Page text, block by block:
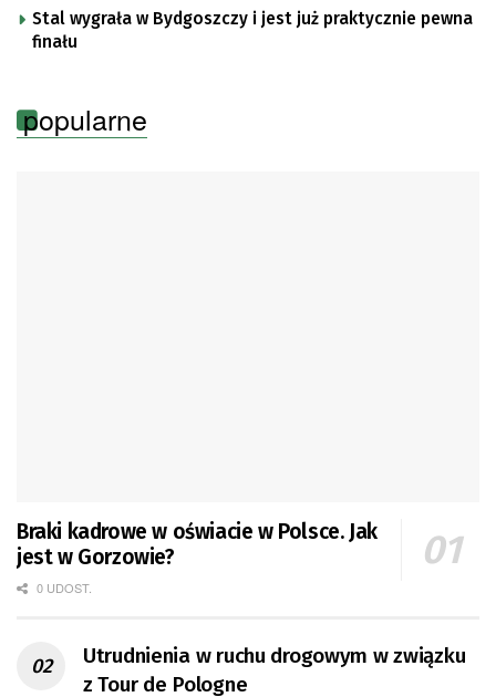
Stal wygrała w Bydgoszczy i jest już praktycznie pewna
finału
popularne
Braki kadrowe w oświacie w Polsce. Jak
jest w Gorzowie?
0 UDOST.
Utrudnienia w ruchu drogowym w związku
z Tour de Pologne